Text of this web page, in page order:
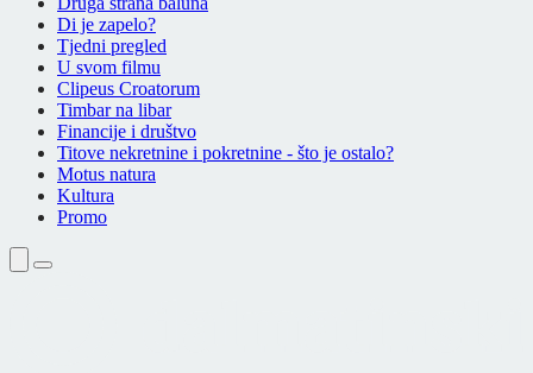
Di je zapelo?
Tjedni pregled
U svom filmu
Clipeus Croatorum
Timbar na libar
Financije i društvo
Titove nekretnine i pokretnine - što je ostalo?
Motus natura
Kultura
Promo